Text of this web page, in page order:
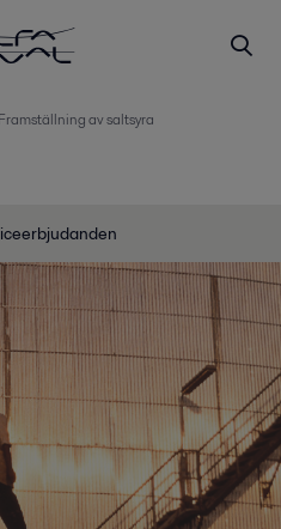
Framställning av saltsyra